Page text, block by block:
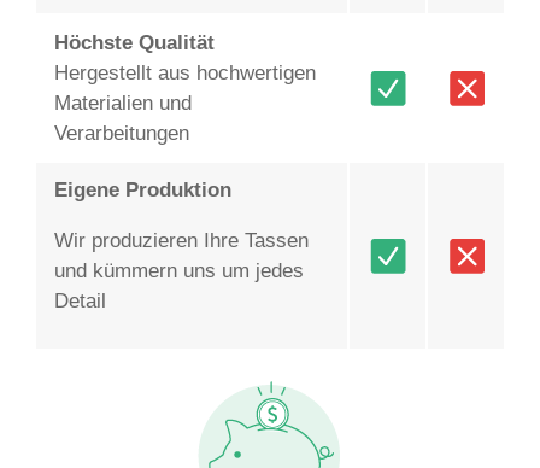
Höchste Qualität
Hergestellt aus hochwertigen
Materialien und
Verarbeitungen
Eigene Produktion
Wir produzieren Ihre Tassen
und kümmern uns um jedes
Detail